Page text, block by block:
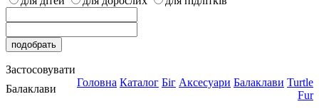
Застосовувати
Балаклави
Головна Каталог Біг Аксесуари Балаклави Turtle
Fur